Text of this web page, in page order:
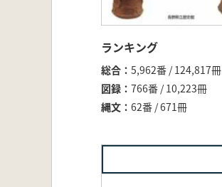
ランキング
総合
5,962番 / 124,817冊
図録
766番 / 10,223冊
縄文
62番 / 671冊